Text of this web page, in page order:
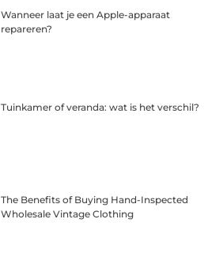
Wanneer laat je een Apple-apparaat
repareren?
Tuinkamer of veranda: wat is het verschil?
The Benefits of Buying Hand-Inspected
Wholesale Vintage Clothing